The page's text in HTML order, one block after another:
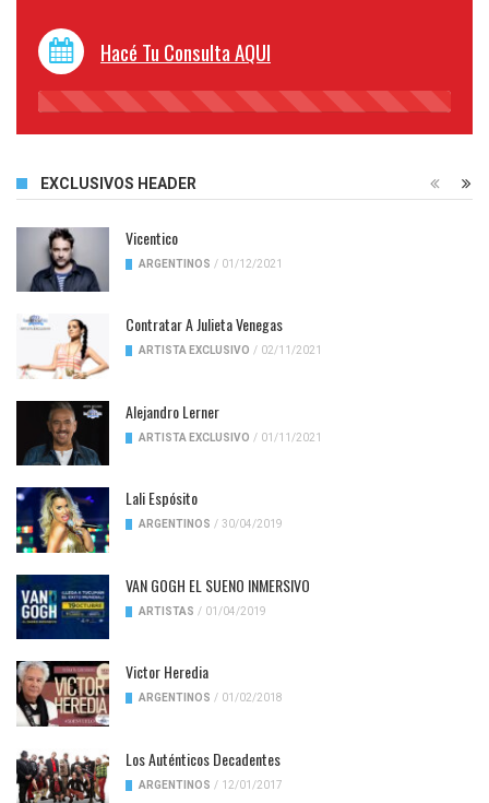
Hacé Tu Consulta AQUI
45%
EXCLUSIVOS HEADER
Vicentico
ARGENTINOS / 01/12/2021
Contratar A Julieta Venegas
ARTISTA EXCLUSIVO / 02/11/2021
Alejandro Lerner
ARTISTA EXCLUSIVO / 01/11/2021
Lali Espósito
ARGENTINOS / 30/04/2019
VAN GOGH EL SUENO INMERSIVO
ARTISTAS / 01/04/2019
Victor Heredia
ARGENTINOS / 01/02/2018
Los Auténticos Decadentes
ARGENTINOS / 12/01/2017